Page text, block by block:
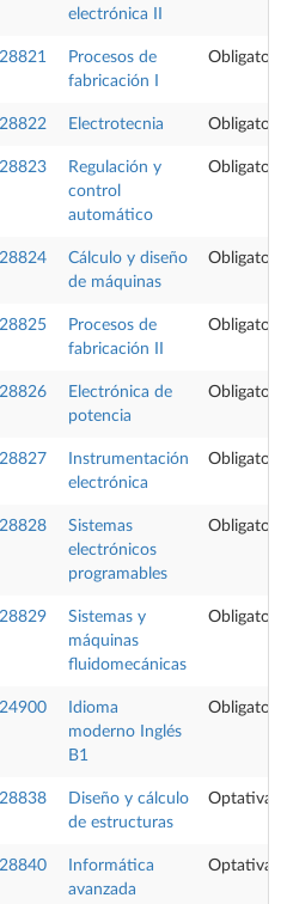
electrónica II
28821
Procesos de
fabricación I
Obligatoria
28822 Electrotecnia Obligatoria
28823
Regulación y
control
automático
Obligatoria
28824
Cálculo y diseño
de máquinas
Obligatoria
28825
Procesos de
fabricación II
Obligatoria
28826
Electrónica de
potencia
Obligatoria
28827
Instrumentación
electrónica
Obligatoria
28828
Sistemas
electrónicos
programables
Obligatoria
28829
Sistemas y
máquinas
fluidomecánicas
Obligatoria
24900
Idioma
moderno Inglés
B1
Obligatoria
28838
Diseño y cálculo
de estructuras
Optativa
28840
Informática
avanzada
Optativa